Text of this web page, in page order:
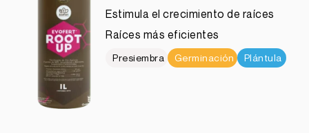
Estimula el crecimiento de raíces
Raíces más eficientes
Presiembra Germinación Plántula